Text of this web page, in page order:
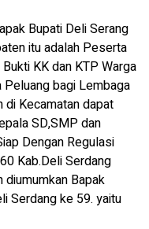
Bupati Deli Serang
itu adalah Peserta
KK dan KTP Warga
Peluang bagi Lembaga
di Kecamatan dapat
SD,SMP dan
Dengan Regulasi
Kab.Deli Serdang
diumumkan Bapak
Serdang ke 59. yaitu